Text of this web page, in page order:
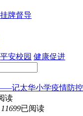
挂牌督导
平安校园 健康促进
记太华小学疫情防
读
11699已阅读